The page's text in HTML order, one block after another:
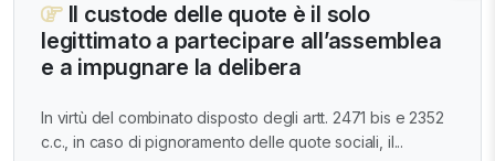
Il custode delle quote è il solo
legittimato a partecipare all’assemblea
e a impugnare la delibera
In virtù del combinato disposto degli artt. 2471 bis e 2352
c.c., in caso di pignoramento delle quote sociali, il...